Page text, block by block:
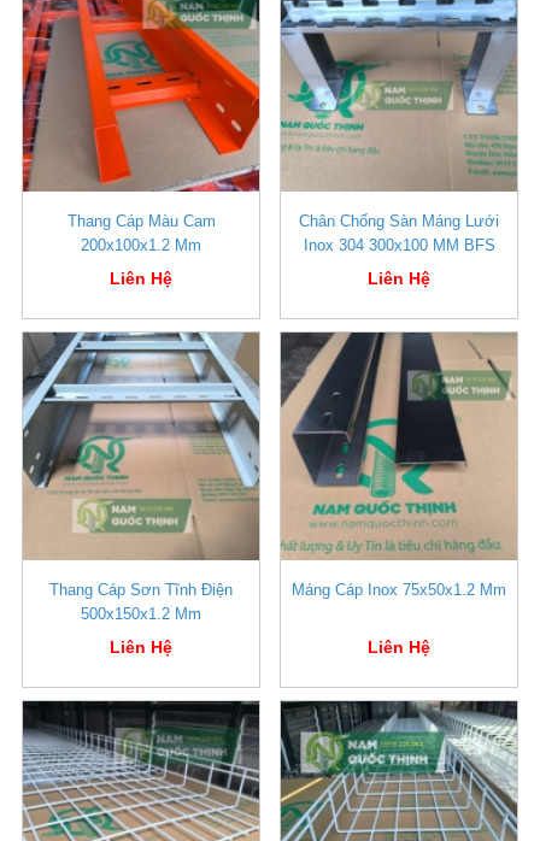
Thang Cáp Màu Cam
200x100x1.2 Mm
Liên Hệ
Chân Chống Sàn Máng Lưới
Inox 304 300x100 MM BFS
Liên Hệ
Thang Cáp Sơn Tĩnh Điện
500x150x1.2 Mm
Liên Hệ
Máng Cáp Inox 75x50x1.2 Mm
Liên Hệ